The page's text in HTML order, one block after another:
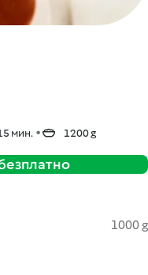
мин. 1200 g
1000 g